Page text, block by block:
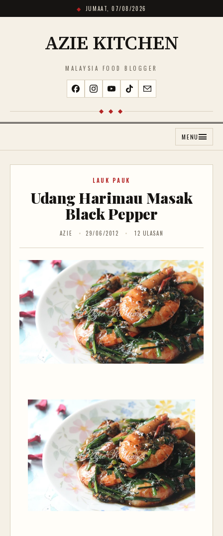
JUMAAT, 07/08/2026
AZIE KITCHEN
MALAYSIA FOOD BLOGGER
◆ ◆ ◆
MENU
LAUK PAUK
Udang Harimau Masak
Black Pepper
AZIE 29/06/2012 12 ULASAN